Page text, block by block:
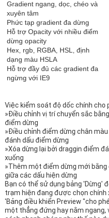
Gradient ngang, dọc, chéo và
xuyên tâm
Phức tạp gradient đa dừng
Hỗ trợ Opacity với nhiều điểm
dừng opacity
Hex, rgb, RGBA, HSL, định
dạng màu HSLA
Hỗ trợ đầy đủ các gradient đa
ngừng với IE9
Việc kiểm soát độ dốc chính cho
»Điều chỉnh vị trí chuyển sắc
điểm dừng
»Điều chỉnh điểm dừng chân
đánh dấu điểm dừng
»Xóa dừng lại bởi draggin điểm
xuống
»Thêm một điểm dừng mới
giữa các dấu hiện dừng
Bạn có thể sử dụng bảng 'Dừng'
trạm hiện đang được chọn chính
'Bảng điều khiển Preview "cho
một thẳng đứng hay nằm